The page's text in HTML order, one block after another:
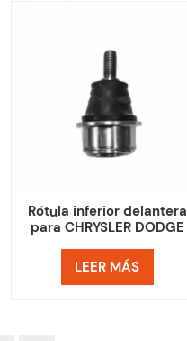
Rótula inferior delantera
para CHRYSLER DODGE
50900033AB
LEER MÁS